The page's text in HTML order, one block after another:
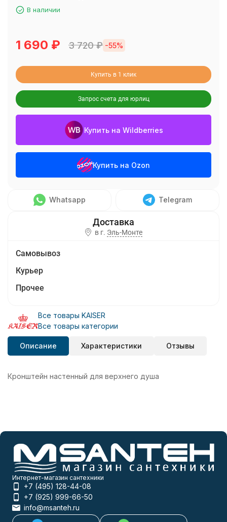
В наличии
1 690 ₽ 3 720₽ -55%
Купить в 1 клик
Запрос счета для юрлиц
Купить на Wildberries
Купить на Ozon
Whatsapp Telegram
в г. Эль-Монте
Самовывоз
Курьер
Прочее
Все товары KAISER
Все товары категории
Описание Характеристики Отзывы
Кронштейн настенный для верхнего душа
Интернет-магазин сантехники
+7 (495) 128-44-08
+7 (925) 999-66-50
info@msanteh.ru